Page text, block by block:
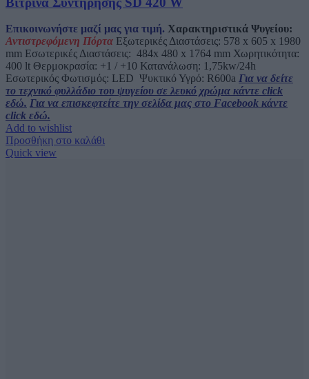
Επικοινωνήστε μαζί μας για τιμή. Χαρακτηριστικά Ψυγείου:
Αντιστρεφόμενη Πόρτα Εξωτερικές Διαστάσεις: 578 x 605 x 1980
mm Εσωτερικές Διαστάσεις: 484x 480 x 1764 mm Χωρητικότητα:
400 lt Θερμοκρασία: +1 / +10 Κατανάλωση: 1,75kw/24h
Εσωτερικός Φωτισμός: LED Ψυκτικό Υγρό: R600a Για να δείτε
το τεχνικό φυλλάδιο του ψυγείου σε λευκό χρώμα κάντε click
εδώ. Για να επισκεφτείτε την σελίδα μας στο Facebook κάντε
click εδώ.
Add to wishlist
Προσθήκη στο καλάθι
Quick view